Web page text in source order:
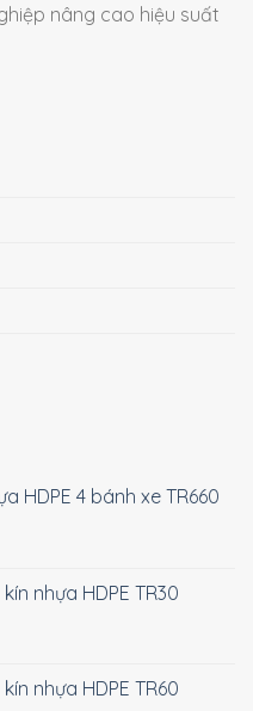
nâng cao hiệu suất
HDPE 4 bánh xe TR660
nhựa HDPE TR30
nhựa HDPE TR60